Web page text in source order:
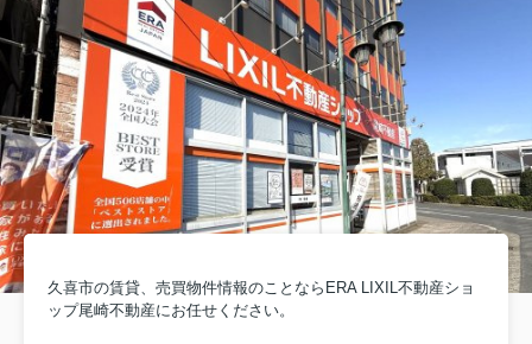
久喜市の賃貸、売買物件情報のことならERA LIXIL不動産ショ
ップ尾崎不動産にお任せください。